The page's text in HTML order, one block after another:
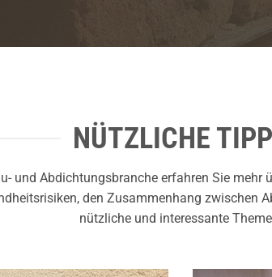
NÜTZLICHE
und Abdichtungsbranche erfahren Sie mehr
den Zusammenhang zwischen
nützliche und interessante